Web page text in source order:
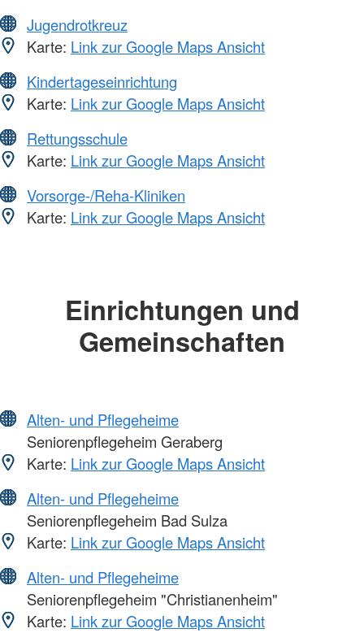
Jugendrotkreuz
Karte: Link zur Google Maps Ansicht
Kindertageseinrichtung
Karte: Link zur Google Maps Ansicht
Rettungsschule
Karte: Link zur Google Maps Ansicht
Vorsorge-/Reha-Kliniken
Karte: Link zur Google Maps Ansicht
Einrichtungen und
Gemeinschaften
Alten- und Pflegeheime
Seniorenpflegeheim Geraberg
Karte: Link zur Google Maps Ansicht
Alten- und Pflegeheime
Seniorenpflegeheim Bad Sulza
Karte: Link zur Google Maps Ansicht
Alten- und Pflegeheime
Seniorenpflegeheim "Christianenheim"
Karte: Link zur Google Maps Ansicht